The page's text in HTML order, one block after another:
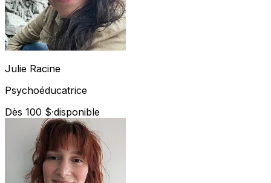
Julie Racine
Psychoéducatrice
Dès 100 $·disponible